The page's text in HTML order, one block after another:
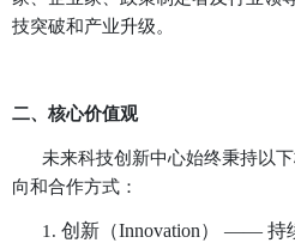
资源整合的国际化平台，
未来科技创新中心的核
深度融合，搭建全球科技
生态系统的健康发展。中心
家、企业家、政策制定者